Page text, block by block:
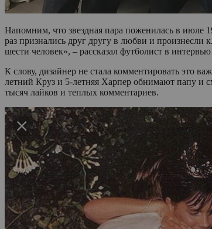
Напомним, что звездная пара поженилась в июле
раз признались друг другу в любви и
шести человек», – рассказал футболист в
К слову, дизайнер не стала комментировать это
летний Круз и 5-летняя Харпер обнимают папу и
тысяч лайков и теплых комментариев.